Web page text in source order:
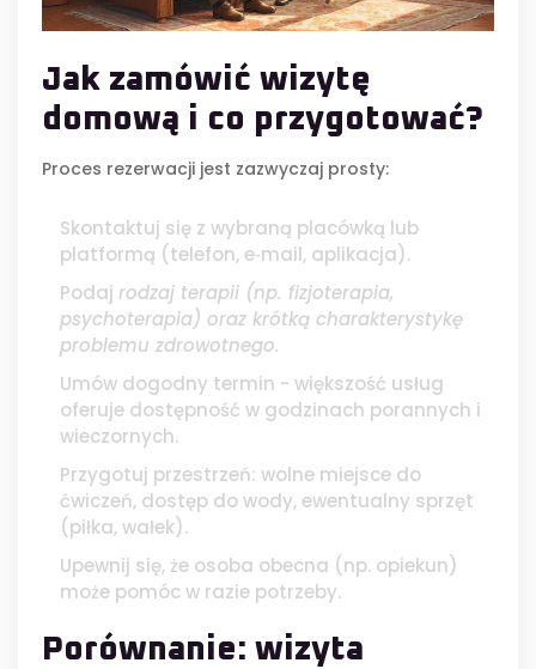
Jak zamówić wizytę
domową i co przygotować?
Proces rezerwacji jest zazwyczaj prosty:
Skontaktuj się z wybraną placówką lub
platformą (telefon, e‑mail, aplikacja).
Podaj rodzaj terapii (np. fizjoterapia,
psychoterapia) oraz krótką charakterystykę
problemu zdrowotnego.
Umów dogodny termin - większość usług
oferuje dostępność w godzinach porannych i
wieczornych.
Przygotuj przestrzeń: wolne miejsce do
ćwiczeń, dostęp do wody, ewentualny sprzęt
(piłka, wałek).
Upewnij się, że osoba obecna (np. opiekun)
może pomóc w razie potrzeby.
Porównanie: wizyta